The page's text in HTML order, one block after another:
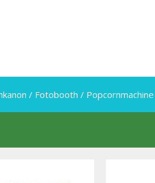
/ Fotobooth / Popcornmachine